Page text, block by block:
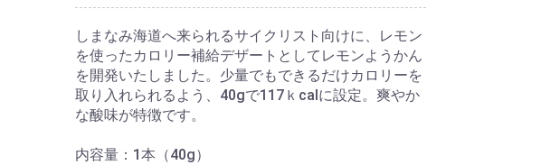
しまなみ海道へ来られるサイクリスト向けに、レモン
を使ったカロリー補給デザートとしてレモンようかん
を開発いたしました。少量でもできるだけカロリーを
取り入れられるよう、40gで117ｋcalに設定。爽やか
な酸味が特徴です。
内容量：1本（40g）